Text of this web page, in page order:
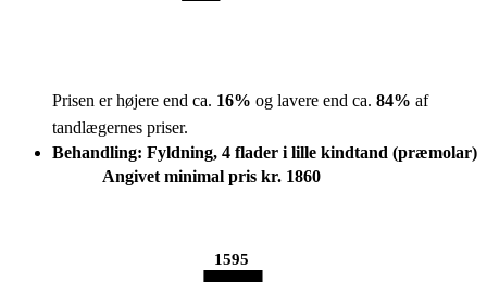
Prisen er højere end ca. 16% og lavere end ca. 84% af
tandlægernes priser.
Behandling: Fyldning, 4 flader i lille kindtand (præmolar)
Angivet minimal pris kr. 1860
1595